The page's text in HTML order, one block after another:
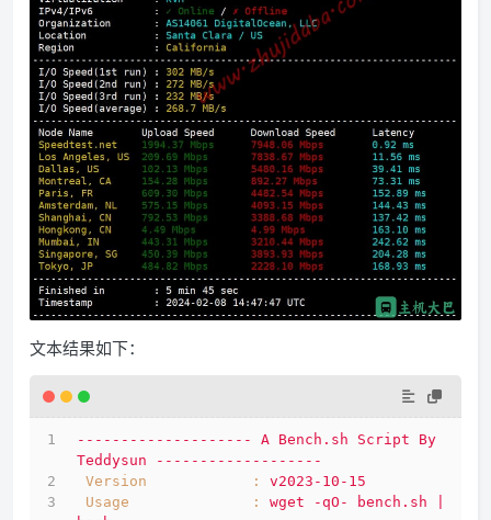
文本结果如下：
-------------------- A Bench.sh Script
By
Teddysun
-------------------
Version            :
v2023-10-15
Usage              :
wget -qO- bench.sh